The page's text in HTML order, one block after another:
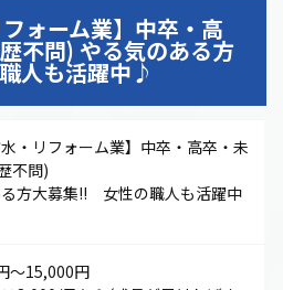
フォーム業】中卒・高
不問) やる気のある方
人も活躍中♪
水・リフォーム業】中卒・高卒・未
不問)
方大募集!! 女性の職人も活躍中
〜15,000円